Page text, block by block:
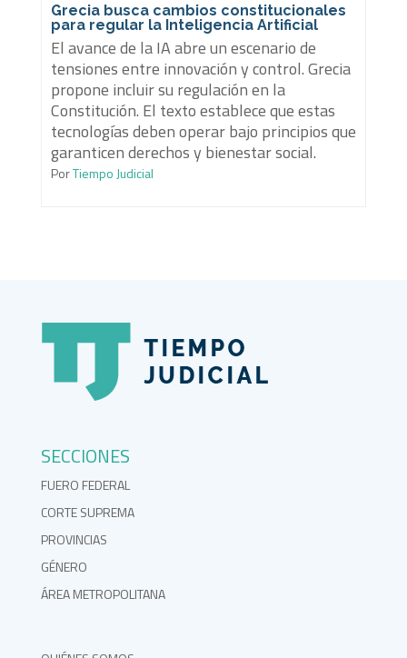
Grecia busca cambios constitucionales
para regular la Inteligencia Artificial
El avance de la IA abre un escenario de
tensiones entre innovación y control. Grecia
propone incluir su regulación en la
Constitución. El texto establece que estas
tecnologías deben operar bajo principios que
garanticen derechos y bienestar social.
PorTiempo Judicial
SECCIONES
FUERO FEDERAL
CORTE SUPREMA
PROVINCIAS
GÉNERO
ÁREA METROPOLITANA